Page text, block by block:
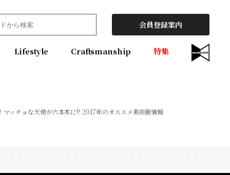
会員登録案内
Lifestyle Craftsmanship 特集
マッチョな天使が六本木に!? 2017年のオススメ美術展情報